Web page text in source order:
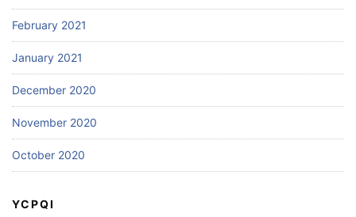
February 2021
January 2021
December 2020
November 2020
October 2020
YCPQI